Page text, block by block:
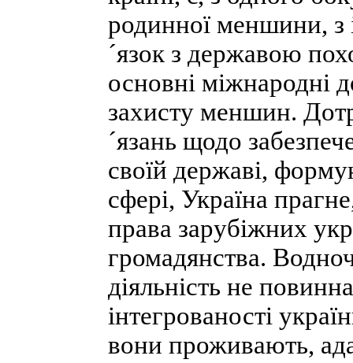
родинної меншини,
´язок з державою
основні міжнародні
захисту меншин.
´язань щодо
своїй державі,
сфері, Україна
права зарубіжних
громадянства.
діяльність не
інтегрованості
вони проживають,